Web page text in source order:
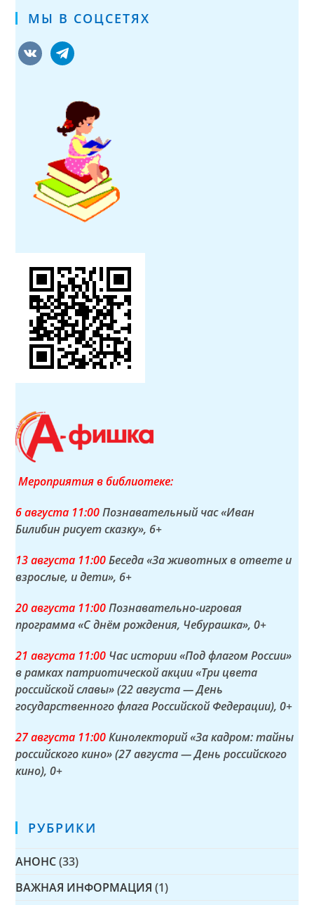
МЫ В СОЦСЕТЯХ
vkontaktetelegram
Мероприятия в библиотеке:
6 августа 11:00Познавательный час «Иван
Билибин рисует сказку», 6+
13 августа 11:00Беседа «За животных в ответе и
взрослые, и дети», 6+
20 августа 11:00Познавательно-игровая
программа «С днём рождения, Чебурашка», 0+
21 августа 11:00 Час истории «Под флагом России»
в рамках патриотической акции «Три цвета
российской славы» (22 августа — День
государственного флага Российской Федерации), 0+
27 августа 11:00Кинолекторий «За кадром: тайны
российского кино» (27 августа — День российского
кино), 0+
РУБРИКИ
АНОНС (33)
ВАЖНАЯ ИНФОРМАЦИЯ (1)